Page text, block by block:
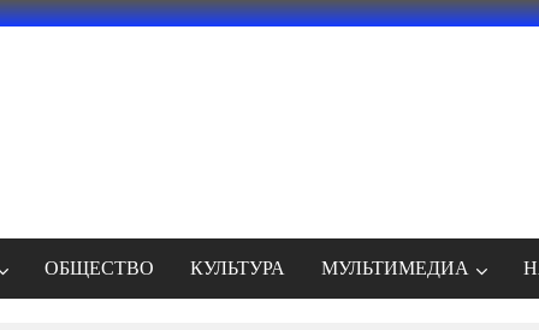
ОБЩЕСТВО КУЛЬТУРА МУЛЬТИМЕДИА